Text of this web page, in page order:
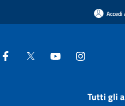
Tutti gli